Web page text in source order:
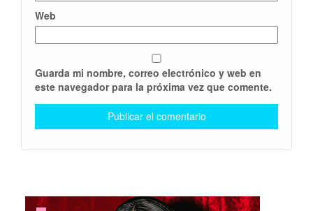
Web
Guarda mi nombre, correo electrónico y web en
este navegador para la próxima vez que comente.